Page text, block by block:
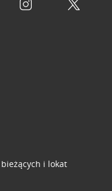
i lokat